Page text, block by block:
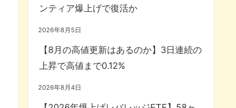
ンティア爆上げで復活か
2026年8月5日
【8月の高値更新はあるのか】3日連続の
上昇で高値まで0.12%
2026年8月4日